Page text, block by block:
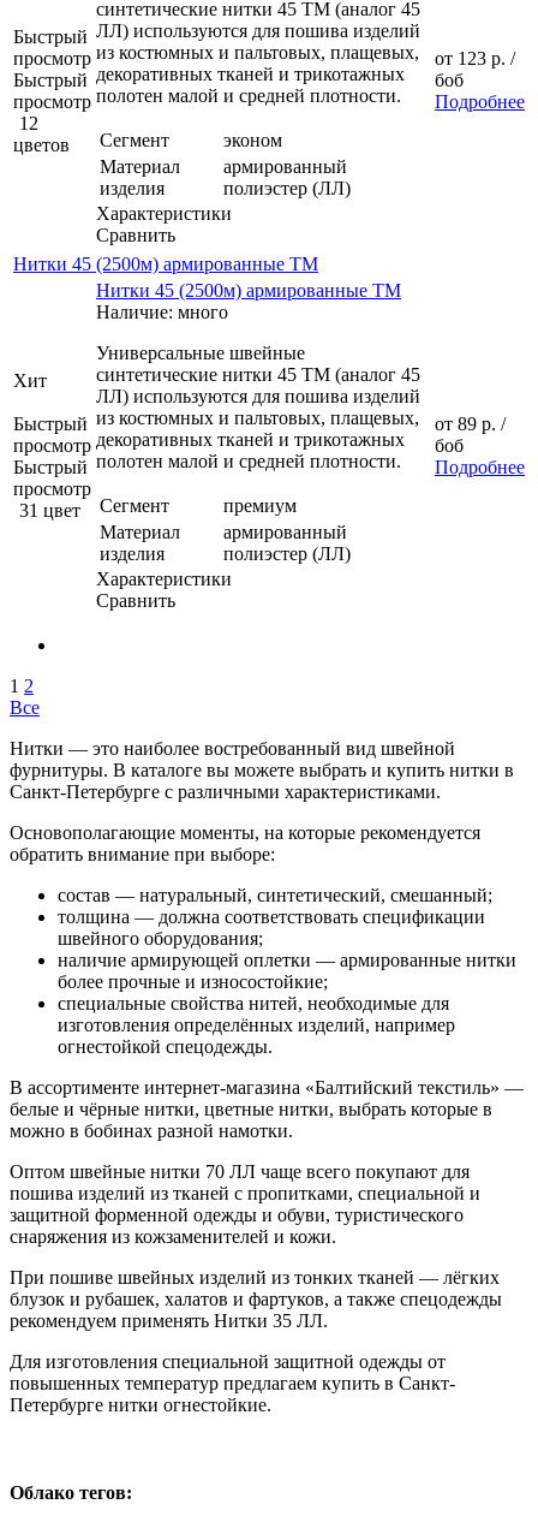
Быстрый
просмотр
Быстрый
просмотр
12
цветов
синтетические нитки 45 ТМ (аналог 45
ЛЛ) используются для пошива изделий
из костюмных и пальтовых, плащевых,
декоративных тканей и трикотажных
полотен малой и средней плотности.
Сегмент
эконом
Материал
изделия
армированный
полиэстер (ЛЛ)
Характеристики
Сравнить
от 123 р. /
боб
Подробнее
Нитки 45 (2500м) армированные ТМ
Хит
Быстрый
просмотр
Быстрый
просмотр
31 цвет
Нитки 45 (2500м) армированные ТМ
Наличие: много
Универсальные швейные
синтетические нитки 45 ТМ (аналог 45
ЛЛ) используются для пошива изделий
из костюмных и пальтовых, плащевых,
декоративных тканей и трикотажных
полотен малой и средней плотности.
Сегмент
премиум
Материал
изделия
армированный
полиэстер (ЛЛ)
Характеристики
Сравнить
от 89 р. /
боб
Подробнее
1 2
Все
Нитки — это наиболее востребованный вид швейной
фурнитуры. В каталоге вы можете выбрать и купить нитки в
Санкт-Петербурге с различными характеристиками.
Основополагающие моменты, на которые рекомендуется
обратить внимание при выборе:
состав — натуральный, синтетический, смешанный;
толщина — должна соответствовать спецификации
швейного оборудования;
наличие армирующей оплетки — армированные нитки
более прочные и износостойкие;
специальные свойства нитей, необходимые для
изготовления определённых изделий, например
огнестойкой спецодежды.
В ассортименте интернет-магазина «Балтийский текстиль» —
белые и чёрные нитки, цветные нитки, выбрать которые в
можно в бобинах разной намотки.
Оптом швейные нитки 70 ЛЛ чаще всего покупают для
пошива изделий из тканей с пропитками, специальной и
защитной форменной одежды и обуви, туристического
снаряжения из кожзаменителей и кожи.
При пошиве швейных изделий из тонких тканей — лёгких
блузок и рубашек, халатов и фартуков, а также спецодежды
рекомендуем применять Нитки 35 ЛЛ.
Для изготовления специальной защитной одежды от
повышенных температур предлагаем купить в Санкт-
Петербурге нитки огнестойкие.
Облако тегов: